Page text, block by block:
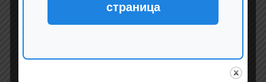
страница